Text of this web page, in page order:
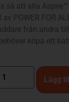
så att alla
av POWER FOR
från andra
köpa ett
Lägg